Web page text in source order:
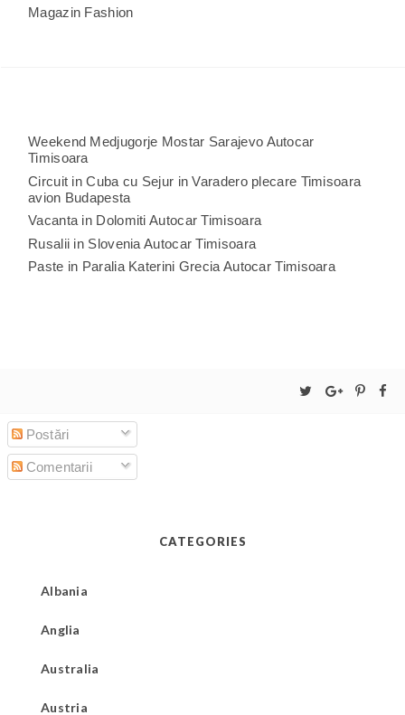
Magazin Fashion
Weekend Medjugorje Mostar Sarajevo Autocar
Timisoara
Circuit in Cuba cu Sejur in Varadero plecare Timisoara
avion Budapesta
Vacanta in Dolomiti Autocar Timisoara
Rusalii in Slovenia Autocar Timisoara
Paste in Paralia Katerini Grecia Autocar Timisoara
Postări
Comentarii
CATEGORIES
Albania
Anglia
Australia
Austria